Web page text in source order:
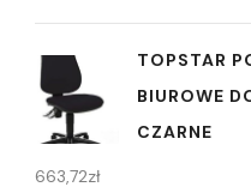
TOPSTAR
BIUROWE
CZARNE
663,72zł